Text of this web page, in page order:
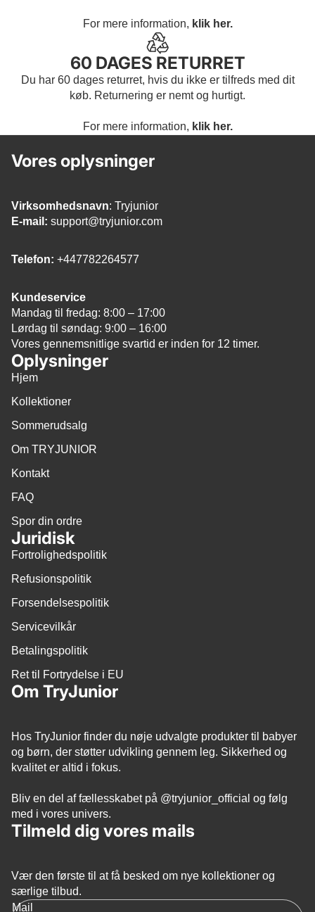
For mere information, klik her.
60 DAGES RETURRET
Du har 60 dages returret, hvis du ikke er tilfreds med dit
køb. Returnering er nemt og hurtigt.
For mere information, klik her.
Vores oplysninger
Virksomhedsnavn: Tryjunior
E-mail: support@tryjunior.com
Telefon: +447782264577
Kundeservice
Mandag til fredag: 8:00 – 17:00
Lørdag til søndag: 9:00 – 16:00
Vores gennemsnitlige svartid er inden for 12 timer.
Oplysninger
Hjem
Kollektioner
Sommerudsalg
Om TRYJUNIOR
Kontakt
FAQ
Spor din ordre
Juridisk
Fortrolighedspolitik
Refusionspolitik
Forsendelsespolitik
Servicevilkår
Betalingspolitik
Ret til Fortrydelse i EU
Om TryJunior
Hos TryJunior finder du nøje udvalgte produkter til babyer
og børn, der støtter udvikling gennem leg. Sikkerhed og
kvalitet er altid i fokus.
Bliv en del af fællesskabet på @tryjunior_official og følg
med i vores univers.
Tilmeld dig vores mails
Vær den første til at få besked om nye kollektioner og
særlige tilbud.
Mail
Politik om beskyttelse af persondata
Refusionspolitik